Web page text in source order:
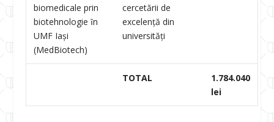
biomedicale prin
biotehnologie ȋn
UMF Iași
(MedBiotech)
cercetării de
excelență din
universități
TOTAL
1.784.040
lei